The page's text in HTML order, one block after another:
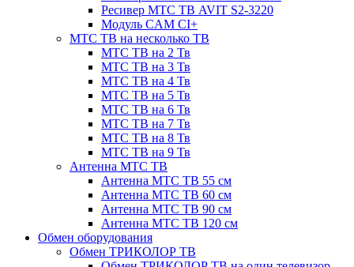
Ресивер МТС ТВ AVIT S2-3220
Модуль CAM CI+
МТС ТВ на несколько ТВ
МТС ТВ на 2 Тв
МТС ТВ на 3 Тв
МТС ТВ на 4 Тв
МТС ТВ на 5 Тв
МТС ТВ на 6 Тв
МТС ТВ на 7 Тв
МТС ТВ на 8 Тв
МТС ТВ на 9 Тв
Антенна МТС ТВ
Антенна МТС ТВ 55 см
Антенна МТС ТВ 60 см
Антенна МТС ТВ 90 см
Антенна МТС ТВ 120 см
Обмен оборудования
Обмен ТРИКОЛОР ТВ